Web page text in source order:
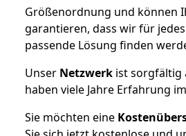
Größenordnung und können
garantieren, dass wir für
passende Lösung finden
Unser Netzwerk ist sorgfältig
haben viele Jahre Erfahrung
Sie möchten eine